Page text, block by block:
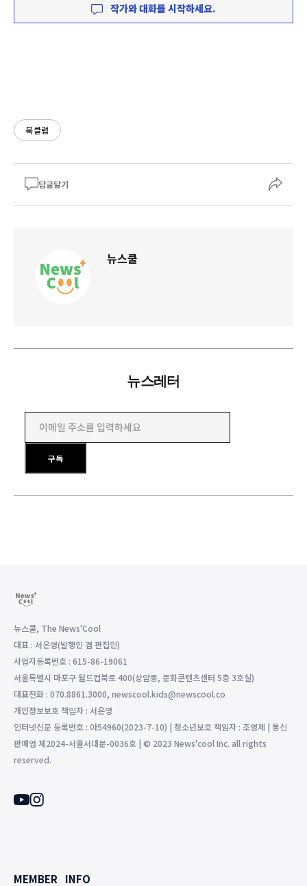
작가와 대화를 시작하세요.
북클럽
답글달기
뉴스쿨
뉴스레터
구독
뉴스쿨, The News'Cool
대표 : 서은영(발행인 겸 편집인)
사업자등록번호 : 615-86-19061
서울특별시 마포구 월드컵북로 400(상암동, 문화콘텐츠센터 5층 3호실)
대표전화 : 070.8861.3000, newscool.kids@newscool.co
개인정보보호 책임자 : 서은영
인터넷신문 등록번호 : 아54960(2023-7-10) | 청소년보호 책임자 : 조영제 | 통신
판매업 제2024-서울서대문-0036호 | © 2023 News'cool Inc. all rights
reserved.
MEMBER INFO